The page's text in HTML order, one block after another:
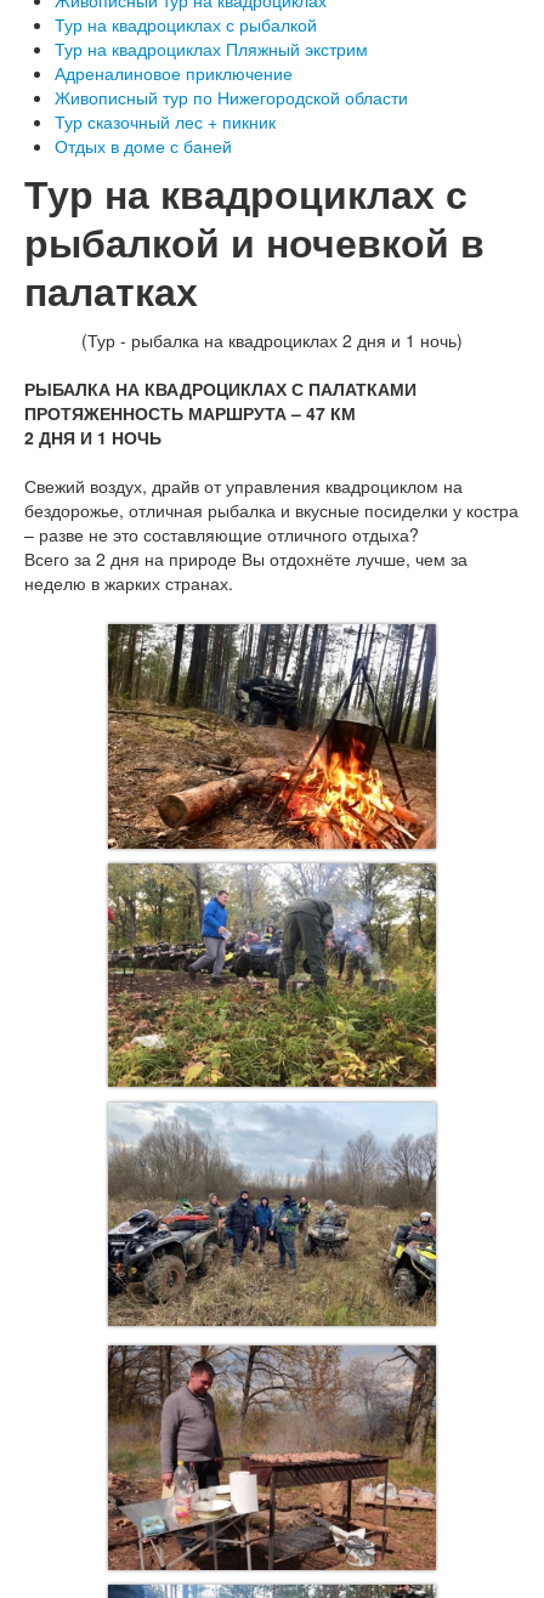
Тур на квадроциклах с рыбалкой
Тур на квадроциклах Пляжный экстрим
Адреналиновое приключение
Живописный тур по Нижегородской области
Тур сказочный лес + пикник
Отдых в доме с баней
Тур на квадроциклах с
рыбалкой и ночевкой в
палатках
(Тур - рыбалка на квадроциклах 2 дня и 1 ночь)
РЫБАЛКА НА КВАДРОЦИКЛАХ С ПАЛАТКАМИ
ПРОТЯЖЕННОСТЬ МАРШРУТА – 47 КМ
2 ДНЯ И 1 НОЧЬ
Свежий воздух, драйв от управления квадроциклом на
бездорожье, отличная рыбалка и вкусные посиделки у костра
– разве не это составляющие отличного отдыха?
Всего за 2 дня на природе Вы отдохнёте лучше, чем за
неделю в жарких странах.